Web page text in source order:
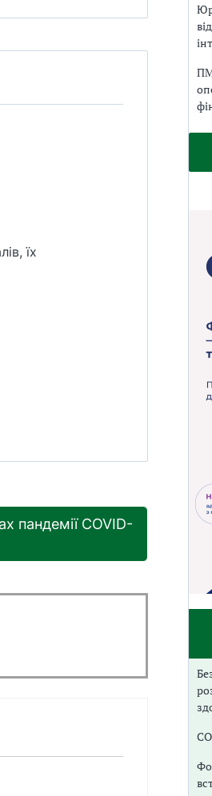
їх
пандемії COVID-